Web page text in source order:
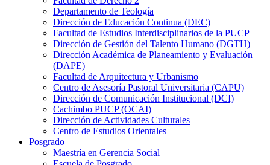
Departamento de Teología
Dirección de Educación Continua (DEC)
Facultad de Estudios Interdisciplinarios de la PUCP
Dirección de Gestión del Talento Humano (DGTH)
Dirección Académica de Planeamiento y Evaluación
(DAPE)
Facultad de Arquitectura y Urbanismo
Centro de Asesoría Pastoral Universitaria (CAPU)
Dirección de Comunicación Institucional (DCI)
Cachimbo PUCP (OCAI)
Dirección de Actividades Culturales
Centro de Estudios Orientales
Posgrado
Maestría en Gerencia Social